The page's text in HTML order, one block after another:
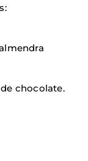
chocolate.